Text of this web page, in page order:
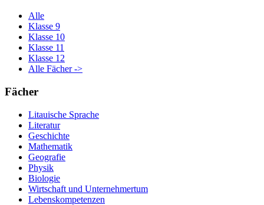
Alle
Klasse 9
Klasse 10
Klasse 11
Klasse 12
Alle Fächer ->
Fächer
Litauische Sprache
Literatur
Geschichte
Mathematik
Geografie
Physik
Biologie
Wirtschaft und Unternehmertum
Lebenskompetenzen